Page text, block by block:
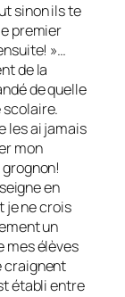
sinon ils te
premier
»…
de la
de quelle
scolaire.
les ai jamais
mon
en
je ne crois
un
mes élèves
craignent
établi entre